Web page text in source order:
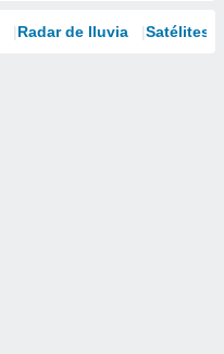
Radar de lluvia Satélites